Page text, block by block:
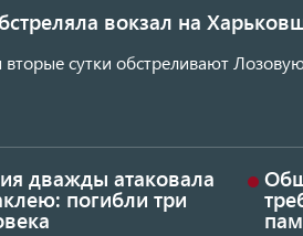
вокзал на
сутки обстреливают
дважды атаковала
погибли три